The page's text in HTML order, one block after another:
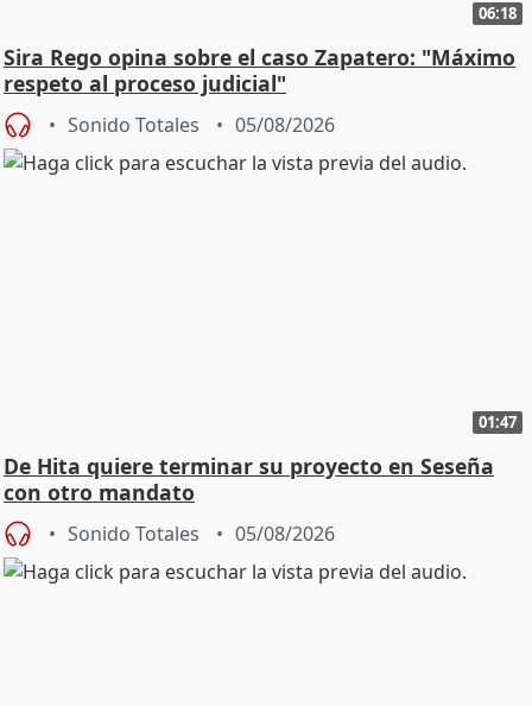
06:18
Sira Rego opina sobre el caso Zapatero: "Máximo
respeto al proceso judicial"
Sonido Totales 05/08/2026
01:47
De Hita quiere terminar su proyecto en Seseña
con otro mandato
Sonido Totales 05/08/2026